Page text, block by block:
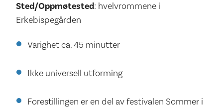
Sted/Oppmøtested: hvelvrommene i
Erkebispegården
Varighet ca. 45 minutter
Ikke universell utforming
Forestillingen er en del av festivalen Sommer i